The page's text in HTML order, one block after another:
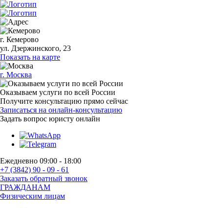
г. Кемерово
ул. Дзержинского, 23
Показать на карте
г. Москва
Оказываем услуги по всей России
Получите консультацию прямо сейчас
Записаться на онлайн-консультацию
Задать вопрос юристу онлайн
Ежедневно 09:00 - 18:00
+7 (3842) 90 - 09 - 61
Заказать обратный звонок
ГРАЖДАНАМ
Физическим лицам